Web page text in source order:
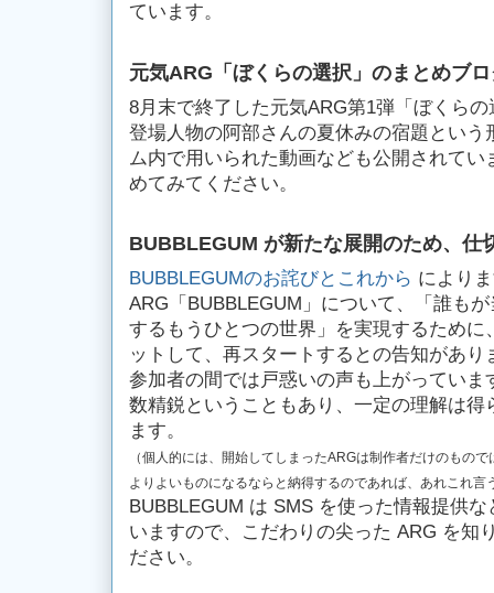
ています。
元気ARG「ぼくらの選択」のまとめブ
8月末で終了した元気ARG第1弾「ぼくらの
登場人物の阿部さんの夏休みの宿題とい
ム内で用いられた動画なども公開されて
めてみてください。
BUBBLEGUM が新たな展開のため、仕
BUBBLEGUMのお詫びとこれから により
ARG「BUBBLEGUM」について、「誰も
するもうひとつの世界」を実現するため
ットして、再スタートするとの告知があり
参加者の間では戸惑いの声も上がってい
数精鋭ということもあり、一定の理解は
ます。
（個人的には、開始してしまったARGは制作者だけのもの
よりよいものになるならと納得するのであれば、あれこれ
BUBBLEGUM は SMS を使った情報提供
いますので、こだわりの尖った ARG を知
ださい。